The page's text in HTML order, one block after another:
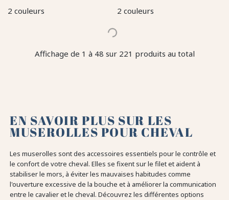
2 couleurs
2 couleurs
Affichage de 1 à 48 sur 221 produits au total
EN SAVOIR PLUS SUR LES
MUSEROLLES POUR CHEVAL
Les muserolles sont des accessoires essentiels pour le contrôle et
le confort de votre cheval. Elles se fixent sur le filet et aident à
stabiliser le mors, à éviter les mauvaises habitudes comme
l'ouverture excessive de la bouche et à améliorer la communication
entre le cavalier et le cheval. Découvrez les différentes options